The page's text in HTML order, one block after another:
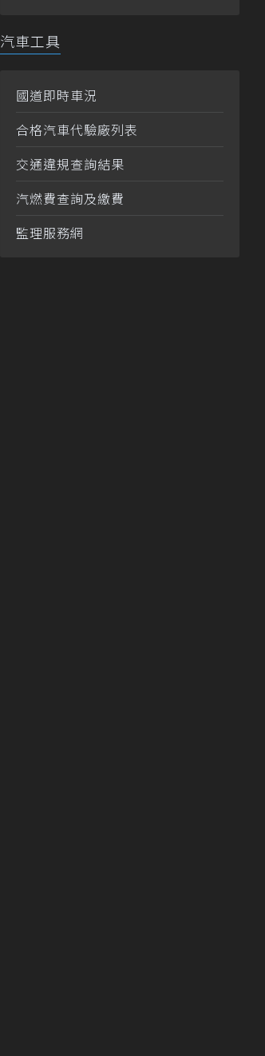
汽車工具
國道即時車況
合格汽車代驗廠列表
交通違規查詢結果
汽燃費查詢及繳費
監理服務網